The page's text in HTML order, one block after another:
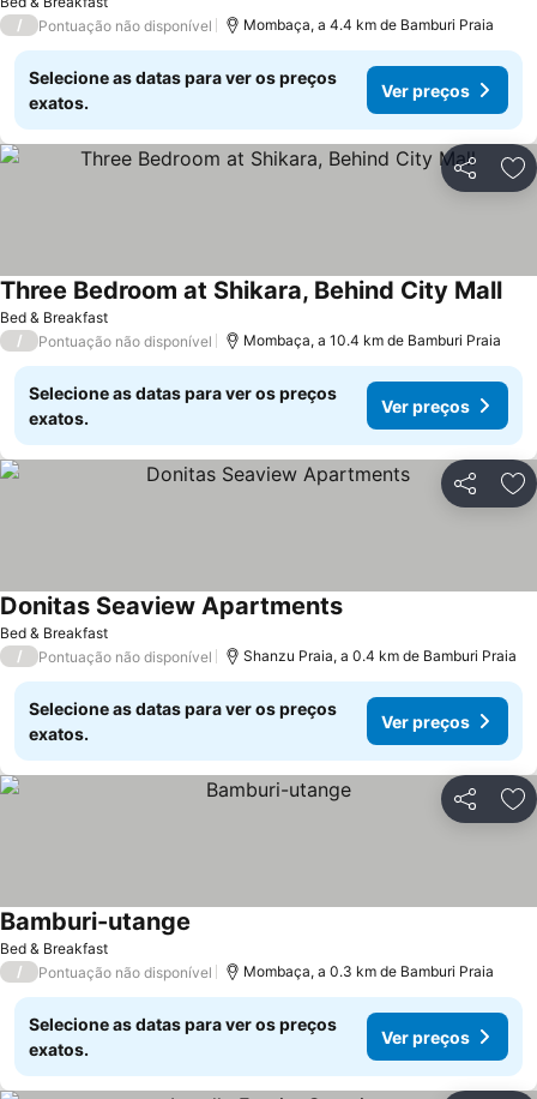
/
Pontuação não disponível Mombaça, a 4.4 km de Bamburi Praia
Selecione as datas para ver os preços
exatos.
Ver preços
Partilhar
Bed & Breakfast
Three Bedroom at Shikara, Behind City Mall
/ Pontuação não disponível Mombaça, a 10.4 km de Bamburi Praia
Selecione as datas para ver os preços
exatos.
Ver preços
Partilhar
Bed & Breakfast
Donitas Seaview Apartments
/ Pontuação não disponível Shanzu Praia, a 0.4 km de Bamburi Praia
Selecione as datas para ver os preços
exatos.
Ver preços
Partilhar
Bed & Breakfast
Bamburi-utange
/ Pontuação não disponível Mombaça, a 0.3 km de Bamburi Praia
Selecione as datas para ver os preços
exatos.
Ver preços